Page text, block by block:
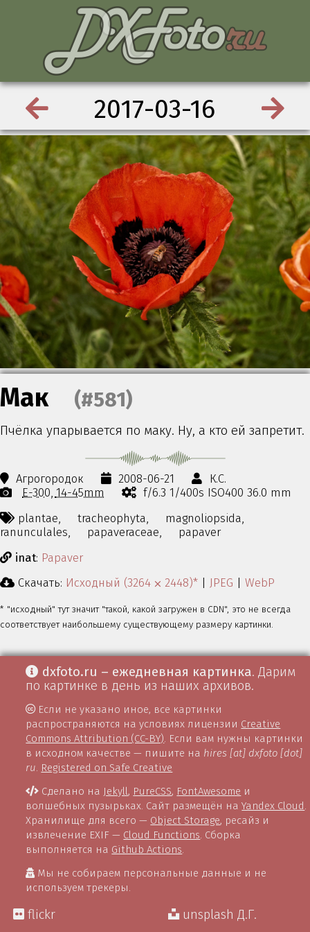
2017-03-16
Мак (#581)
Пчёлка упарывается по маку. Ну, а кто ей запретит.
Агрогородок 2008-06-21
К.С.
E-300 14-45mm
f/6.3 1/400s ISO400 36.0 mm
plantae,
tracheophyta,
magnoliopsida,
ranunculales,
papaveraceae,
papaver
inat: Papaver
Скачать: Исходный (3264 ⨉ 2448)* JPEG WebP
* "исходный" тут значит "такой, какой загружен в CDN", это не всегда
соответствует наибольшему существующему размеру картинки.
dxfoto.ru – ежедневная картинка. Дарим
по картинке в день из наших архивов.
Если не указано иное, все картинки
распространяются на условиях лицензии Creative
Commons Attribution (CC-BY). Если вам нужны картинки
в исходном качестве — пишите на hires [at] dxfoto [dot]
ru. Registered on Safe Creative
Сделано на Jekyll, PureCSS, FontAwesome и
волшебных пузырьках. Сайт размещён наYandex Cloud.
Хранилище для всего — Object Storage, ресайз и
извлечение EXIF — Cloud Functions. Сборка
выполняется на Github Actions.
Мы не собираем персональные данные и не
используем трекеры.
flickr unsplash Д.Г.